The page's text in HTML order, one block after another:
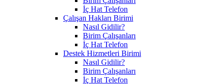
İç Hat Telefon
Çalışan Hakları Birimi
Nasıl Gidilir?
Birim Çalışanları
İç Hat Telefon
Destek Hizmetleri Birimi
Nasıl Gidilir?
Birim Çalışanları
İç Hat Telefon